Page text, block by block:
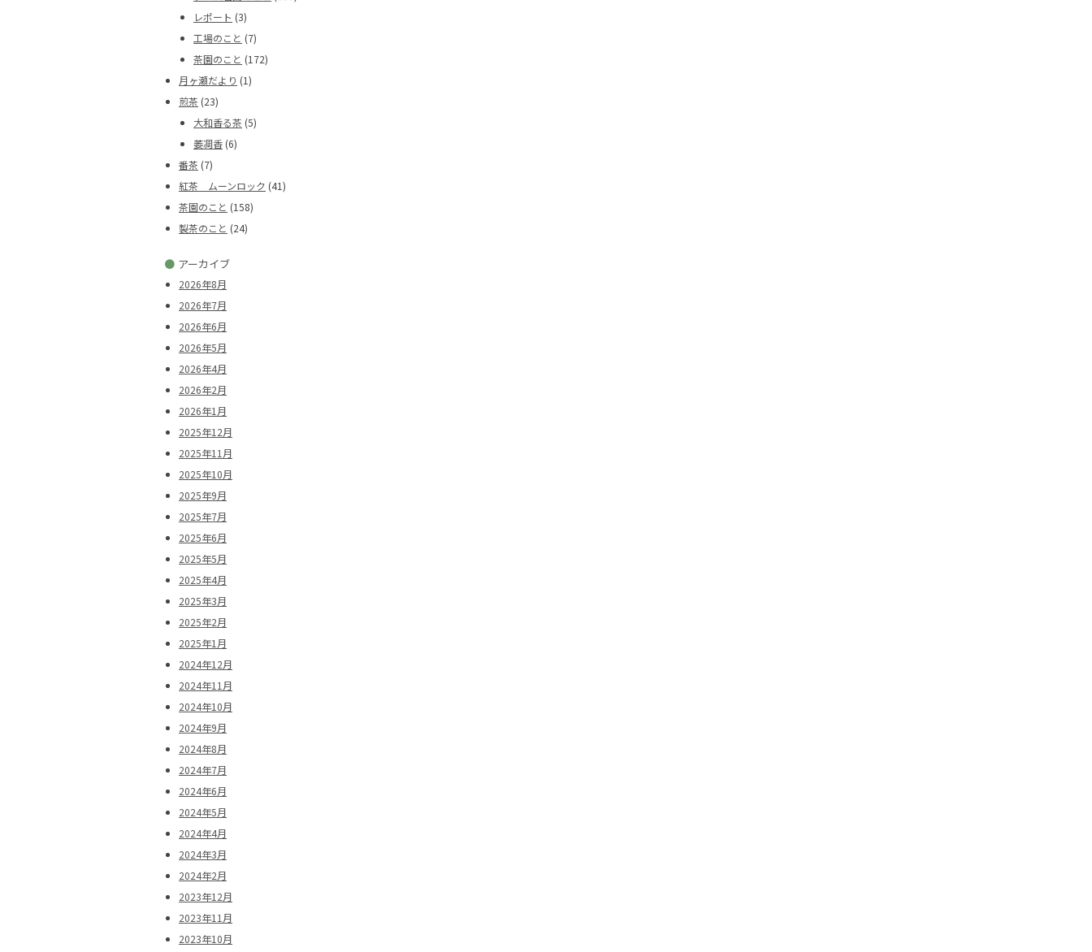
レポート (3)
工場のこと (7)
茶園のこと (172)
月ヶ瀬だより (1)
煎茶 (23)
大和香る茶 (5)
萎凋香 (6)
番茶 (7)
紅茶 ムーンロック (41)
茶園のこと (158)
製茶のこと (24)
● アーカイブ
2026年8月
2026年7月
2026年6月
2026年5月
2026年4月
2026年2月
2026年1月
2025年12月
2025年11月
2025年10月
2025年9月
2025年7月
2025年6月
2025年5月
2025年4月
2025年3月
2025年2月
2025年1月
2024年12月
2024年11月
2024年10月
2024年9月
2024年8月
2024年7月
2024年6月
2024年5月
2024年4月
2024年3月
2024年2月
2023年12月
2023年11月
2023年10月